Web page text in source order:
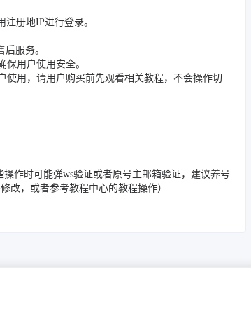
册地IP进行登录。
服务。
用户使用安全。
使用，请用户购买前先观看相关教程，不会操作切
操作时可能弹ws验证或者原号主邮箱验证，建议养号
改，或者参考教程中心的教程操作）